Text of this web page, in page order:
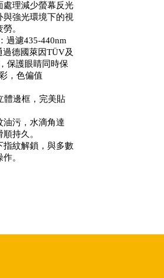
處理減少螢幕反光
強光環境下的視
。
過濾435-440nm
德國萊因TÜV及
保護眼睛同時保
，色偏值
體邊框，完美貼
油污，水滴角達
持久。
指紋解鎖，與多數
。